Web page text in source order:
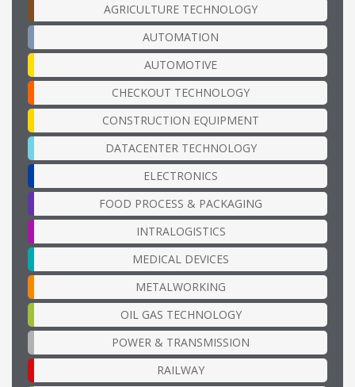
AGRICULTURE TECHNOLOGY
AUTOMATION
AUTOMOTIVE
CHECKOUT TECHNOLOGY
CONSTRUCTION EQUIPMENT
DATACENTER TECHNOLOGY
ELECTRONICS
FOOD PROCESS & PACKAGING
INTRALOGISTICS
MEDICAL DEVICES
METALWORKING
OIL GAS TECHNOLOGY
POWER & TRANSMISSION
RAILWAY